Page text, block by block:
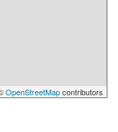
OpenStreetMapcontributors